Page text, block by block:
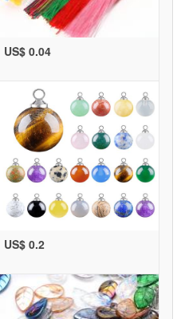
US$ 0.04
US$ 0.2